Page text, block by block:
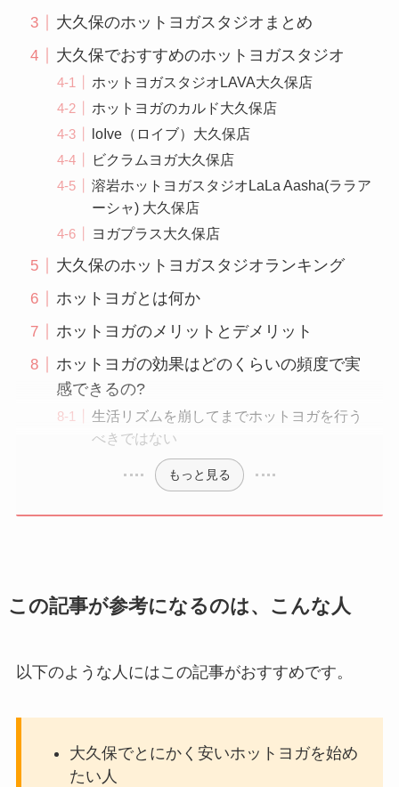
大久保のホットヨガスタジオまとめ
大久保でおすすめのホットヨガスタジオ
ホットヨガスタジオLAVA大久保店
ホットヨガのカルド大久保店
loIve（ロイブ）大久保店
ビクラムヨガ大久保店
溶岩ホットヨガスタジオLaLa Aasha(ララア
ーシャ) 大久保店
ヨガプラス大久保店
大久保のホットヨガスタジオランキング
ホットヨガとは何か
ホットヨガのメリットとデメリット
ホットヨガの効果はどのくらいの頻度で実
感できるの?
生活リズムを崩してまでホットヨガを行う
べきではない
もっと見る
この記事が参考になるのは、こんな人
以下のような人にはこの記事がおすすめです。
大久保でとにかく安いホットヨガを始め
たい人